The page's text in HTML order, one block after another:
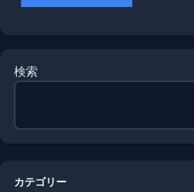
検索
カテゴリー